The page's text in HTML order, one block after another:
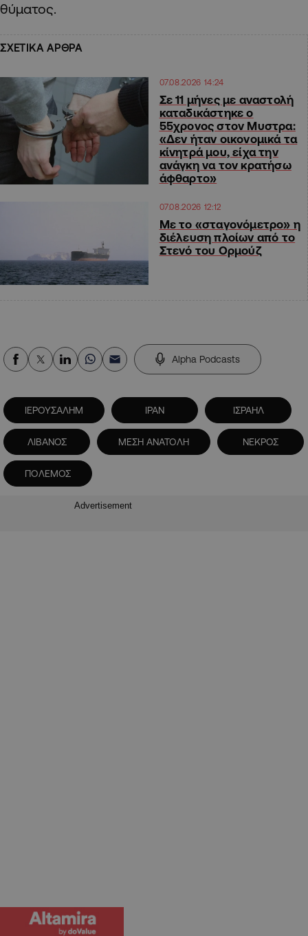
θύματος.
ΣΧΕΤΙΚΑ ΑΡΘΡΑ
07.08.2026 14:24
Σε 11 μήνες με αναστολή
καταδικάστηκε ο
55χρονος στον Μυστρα:
«Δεν ήταν οικονομικά τα
κίνητρά μου, είχα την
ανάγκη να τον κρατήσω
άφθαρτο»
07.08.2026 12:12
Με το «σταγονόμετρο» η
διέλευση πλοίων από το
Στενό του Ορμούζ
Alpha Podcasts
ΙΕΡΟΥΣΑΛΗΜ ΙΡΑΝ ΙΣΡΑΗΛ
ΛΙΒΑΝΟΣ ΜΕΣΗ ΑΝΑΤΟΛΗ ΝΕΚΡΟΣ
ΠΟΛΕΜΟΣ
Advertisement